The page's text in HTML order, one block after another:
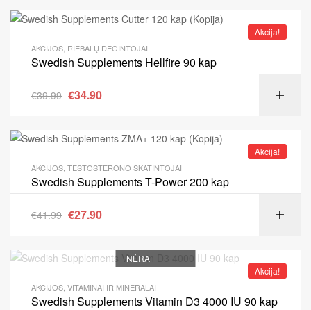
Akcija!
AKCIJOS RIEBALŲ DEGINTOJAI
Swedish Supplements Hellfire 90 kap
€39.99 €34.90
Akcija!
AKCIJOS TESTOSTERONO SKATINTOJAI
Swedish Supplements T-Power 200 kap
€41.99 €27.90
Akcija!
NĖRA
AKCIJOS VITAMINAI IR MINERALAI
Swedish Supplements Vitamin D3 4000 IU 90 kap